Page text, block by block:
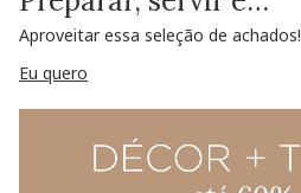
Aproveitar essa seleção de achados!
Eu quero